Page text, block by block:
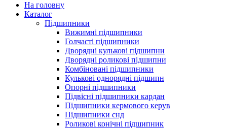
На головну
Каталог
Підшипники
Вижимні підшипники
Голчасті підшипники
Дворядні кулькові підшипни
Дворядні роликові підшипни
Комбіновані підшипники
Кулькові однорядні підшипн
Опорні підшипники
Підвісні підшипники кардан
Підшипники кермового керув
Підшипники снд
Роликові конічні підшипник